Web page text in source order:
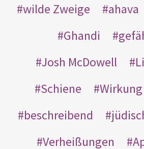
wilde Zweige
ahava
Ghandi
Josh McDowell
Schiene
Wirkung
beschreibend
Verheißungen